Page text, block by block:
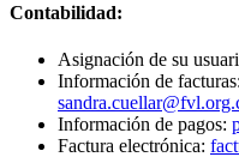
Contabilidad:
Asignación de su
Información de facturas:
Información de pagos:
Factura electrónica: